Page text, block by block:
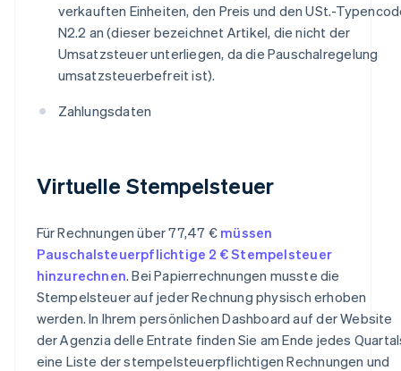
verkauften Einheiten, den Preis und den USt.-
N2.2 an (dieser bezeichnet Artikel, die nicht der
Umsatzsteuer unterliegen, da die Pauschalregelung
umsatzsteuerbefreit ist).
Zahlungsdaten
Virtuelle Stempelsteuer
Für Rechnungen über 77,47 € müssen
Pauschalsteuerpflichtige 2 € Stempelsteuer
hinzurechnen. Bei Papierrechnungen musste die
Stempelsteuer auf jeder Rechnung physisch erhoben
werden. In Ihrem persönlichen Dashboard auf der Website
der Agenzia delle Entrate finden Sie am Ende jedes
eine Liste der stempelsteuerpflichtigen Rechnungen und